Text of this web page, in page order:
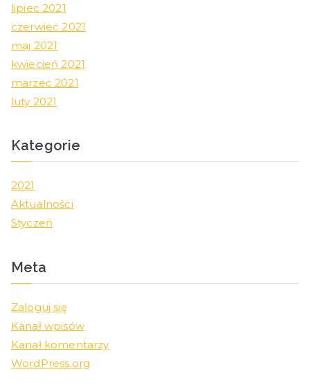
lipiec 2021
czerwiec 2021
maj 2021
kwiecień 2021
marzec 2021
luty 2021
Kategorie
2021
Aktualności
Styczeń
Meta
Zaloguj się
Kanał wpisów
Kanał komentarzy
WordPress.org